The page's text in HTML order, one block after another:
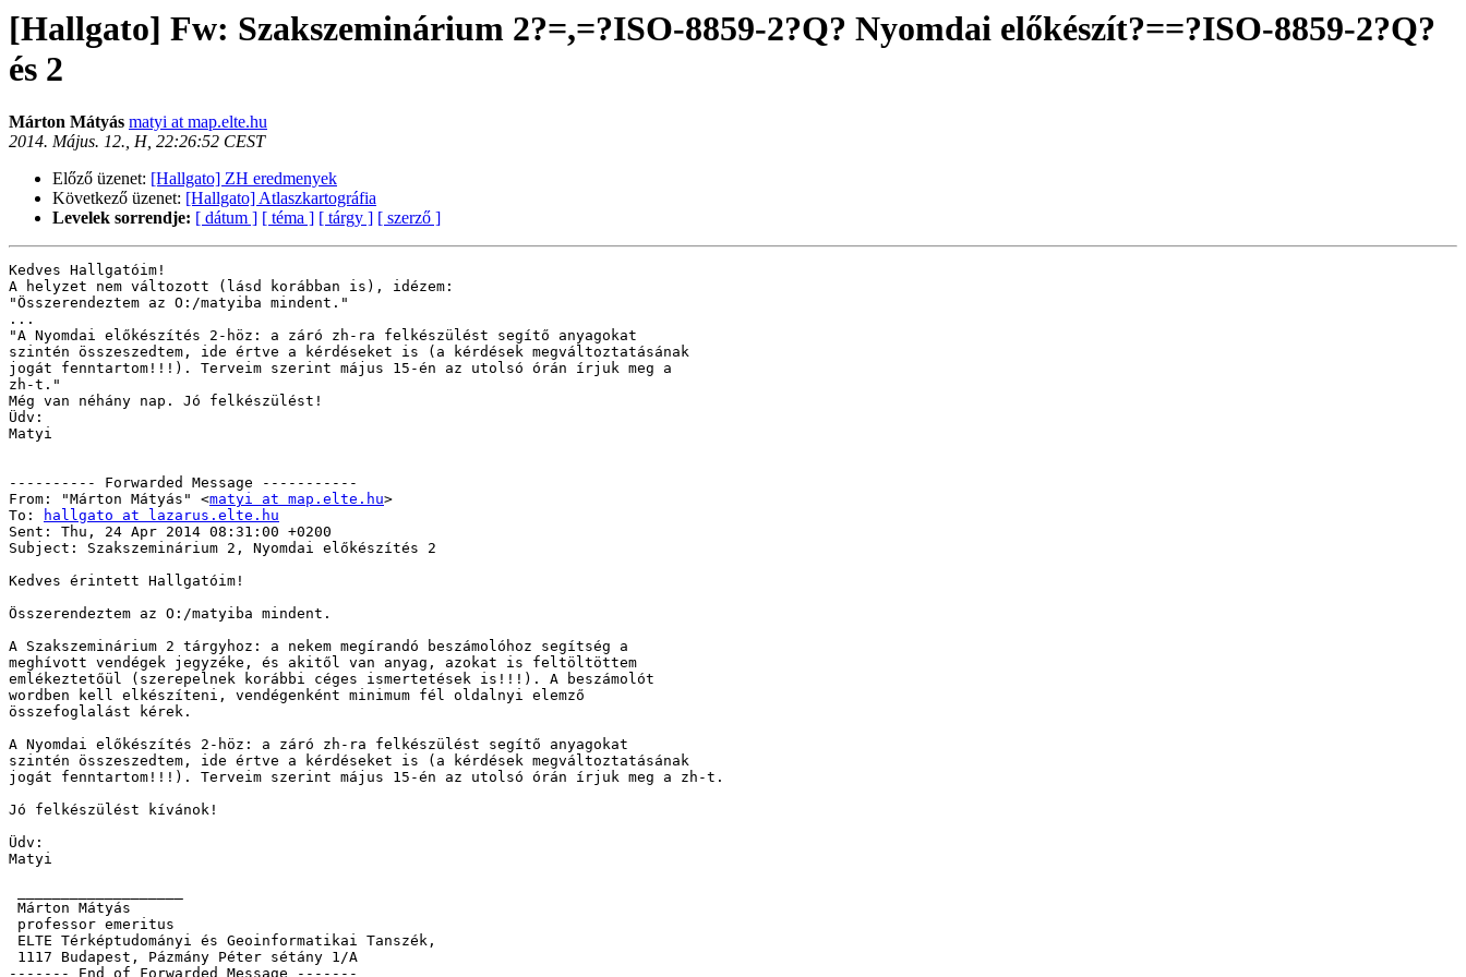
[Hallgato] Fw: Szakszeminárium 2?=,=?ISO-8859-2?Q? Nyomdai előkészít?==?ISO-8859-2?Q?
és 2
Márton Mátyás matyi at map.elte.hu
2014. Május. 12., H, 22:26:52 CEST
Előző üzenet: [Hallgato] ZH eredmenyek
Következő üzenet: [Hallgato] Atlaszkartográfia
Levelek sorrendje: [ dátum ] [ téma ] [ tárgy ] [ szerző ]
Kedves Hallgatóim!
A helyzet nem változott (lásd korábban is), idézem:
"Összerendeztem az O:/matyiba mindent."
...
"A Nyomdai előkészítés 2-höz: a záró zh-ra felkészülést segítő anyagokat
szintén összeszedtem, ide értve a kérdéseket is (a kérdések megváltoztatásának
jogát fenntartom!!!). Terveim szerint május 15-én az utolsó órán írjuk meg a
zh-t."
Még van néhány nap. Jó felkészülést!
Üdv:
Matyi
---------- Forwarded Message -----------
From: "Márton Mátyás" <matyi at map.elte.hu>
To:
hallgato at lazarus.elte.hu
Sent: Thu, 24 Apr 2014 08:31:00 +0200
Subject: Szakszeminárium 2, Nyomdai előkészítés 2
Kedves érintett Hallgatóim!
Összerendeztem az O:/matyiba mindent.
A Szakszeminárium 2 tárgyhoz: a nekem megírandó beszámolóhoz segítség a
meghívott vendégek jegyzéke, és akitől van anyag, azokat is feltöltöttem
emlékeztetőül (szerepelnek korábbi céges ismertetések is!!!). A beszámolót
wordben kell elkészíteni, vendégenként minimum fél oldalnyi elemző
összefoglalást kérek.
A Nyomdai előkészítés 2-höz: a záró zh-ra felkészülést segítő anyagokat
szintén összeszedtem, ide értve a kérdéseket is (a kérdések megváltoztatásának
jogát fenntartom!!!). Terveim szerint május 15-én az utolsó órán írjuk meg a zh-t.
Jó felkészülést kívánok!
Üdv:
Matyi
------- End of Forwarded Message -------